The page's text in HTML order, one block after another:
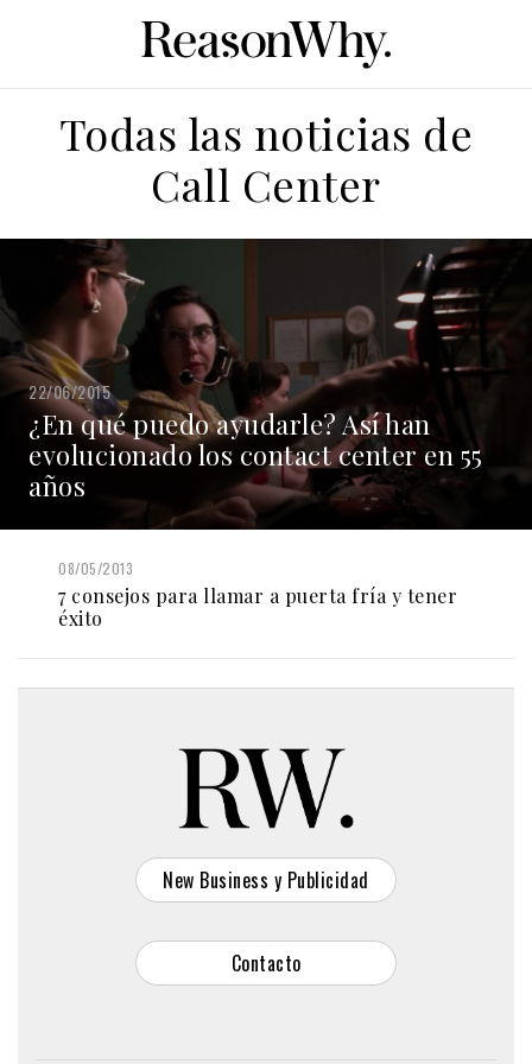
Todas las noticias de
Call Center
22/06/2015
¿En qué puedo ayudarle? Así han
evolucionado los contact center en 55
años
08/05/2013
7 consejos para llamar a puerta fría y tener
éxito
New Business y Publicidad
Contacto